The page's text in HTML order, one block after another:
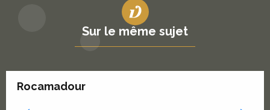
Sur le même sujet
Rocamadour